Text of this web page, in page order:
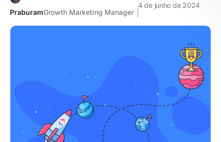
PraburamGrowth Marketing Manager
4 de junho de 2024